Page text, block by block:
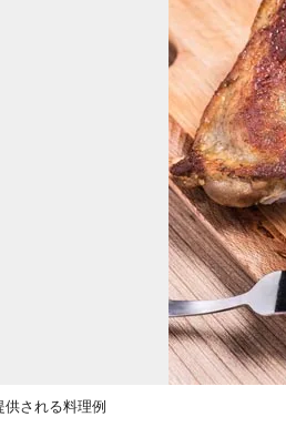
供される料理例